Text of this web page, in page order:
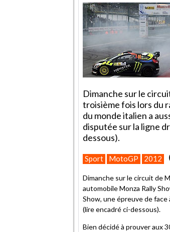
Dimanche sur le
troisième fois lors du
du monde italien a
disputée sur la ligne
dessous).
Sport MotoGP 2012
Dimanche sur le circuit de
automobile Monza Rally
Show, une épreuve de
(lire encadré ci-dessous).
Bien décidé à prouver aux